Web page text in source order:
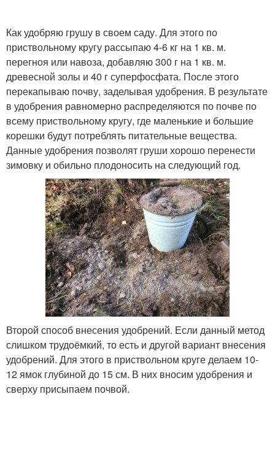
Как удобряю грушу в своем саду. Для этого по
приствольному кругу рассыпаю 4-6 кг на 1 кв. м.
перегноя или навоза, добавляю 300 г на 1 кв. м.
древесной золы и 40 г суперфосфата. После этого
перекапываю почву, заделывая удобрения. В результате
в удобрения равномерно распределяются по почве по
всему приствольному кругу, где маленькие и большие
корешки будут потреблять питательные вещества.
Данные удобрения позволят груши хорошо перенести
зимовку и обильно плодоносить на следующий год.
Второй способ внесения удобрений. Если данный метод
слишком трудоёмкий, то есть и другой вариант внесения
удобрений. Для этого в приствольном круге делаем 10-
12 ямок глубиной до 15 см. В них вносим удобрения и
сверху присыпаем почвой.